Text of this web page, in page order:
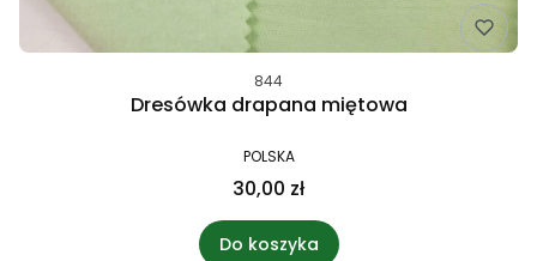
844
Dresówka drapana miętowa
POLSKA
30,00 zł
Do koszyka